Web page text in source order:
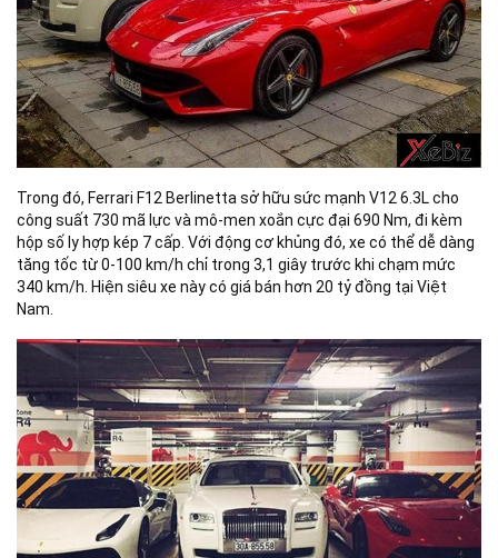
Trong đó, Ferrari F12 Berlinetta sở hữu sức mạnh V12 6.3L cho
công suất 730 mã lực và mô-men xoắn cực đại 690 Nm, đi kèm
hộp số ly hợp kép 7 cấp. Với động cơ khủng đó, xe có thể dễ dàng
tăng tốc từ 0-100 km/h chỉ trong 3,1 giây trước khi chạm mức
340 km/h. Hiện siêu xe này có giá bán hơn 20 tỷ đồng tại Việt
Nam.